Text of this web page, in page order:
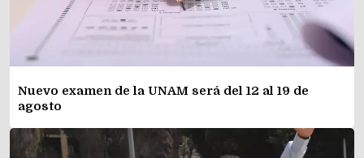
Nuevo examen de la UNAM será del 12 al 19 de
agosto